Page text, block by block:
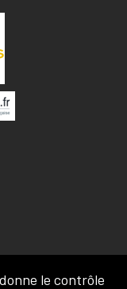
le contrôle